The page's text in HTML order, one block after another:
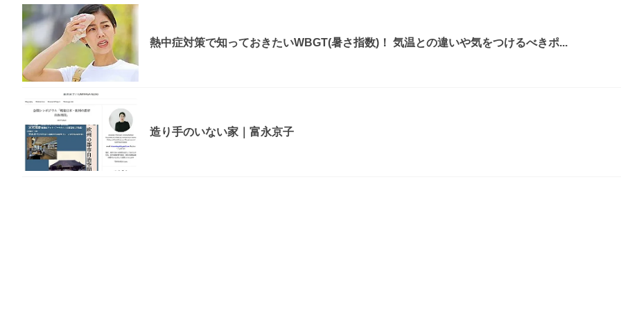
熱中症対策で知っておきたいWBGT(暑さ指数)！ 気温との違いや気をつけるべきポ...
造り手のいない家｜富永京子